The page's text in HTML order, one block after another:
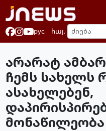
рус. հայ.
არარატ
ჩემს სახელს
ასახელებენ,
მონაწილეობა